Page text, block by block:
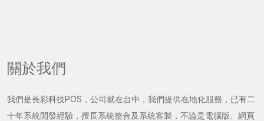
關於我們
我們是長彩科技POS，公司就在台中，我們提供在地化服務，已有二
十年系統開發經驗，擅長系統整合及系統客製，不論是電腦版、網頁